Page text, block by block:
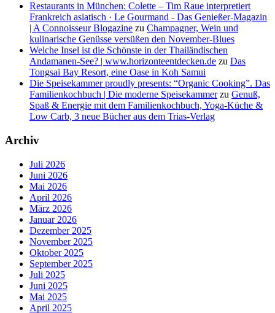
Restaurants in München: Colette – Tim Raue interpretiert
Frankreich asiatisch · Le Gourmand - Das Genießer-Magazin
| A Connoisseur Blogazine zu Champagner, Wein und
kulinarische Genüsse versüßen den November-Blues
Welche Insel ist die Schönste in der Thailändischen
Andamanen-See? | www.horizonteentdecken.de zu Das
Tongsai Bay Resort, eine Oase in Koh Samui
Die Speisekammer proudly presents: “Organic Cooking”. Das
Familienkochbuch | Die moderne Speisekammerzu Genuß,
Spaß & Energie mit dem Familienkochbuch, Yoga-Küche &
Low Carb, 3 neue Bücher aus dem Trias-Verlag
Archiv
Juli 2026
Juni 2026
Mai 2026
April 2026
März 2026
Januar 2026
Dezember 2025
November 2025
Oktober 2025
September 2025
Juli 2025
Juni 2025
Mai 2025
April 2025